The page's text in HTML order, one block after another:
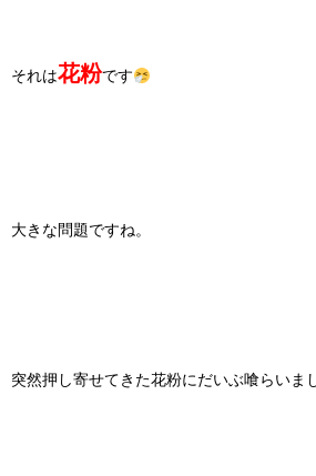
それは花粉です
大きな問題ですね。
突然押し寄せてきた花粉にだいぶ喰らいま